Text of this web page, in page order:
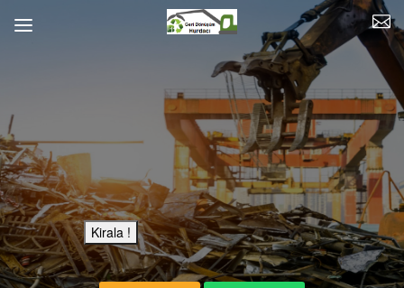
Bu Reklam Sayfası Kiralıktır.
Kirala !